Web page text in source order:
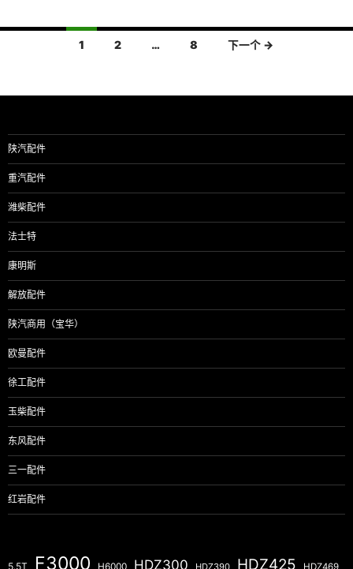
导
1 2 … 8 下一个 →
陕汽配件
重汽配件
潍柴配件
法士特
康明斯
解放配件
陕汽商用（宝华）
欧曼配件
徐工配件
玉柴配件
东风配件
三一配件
红岩配件
5.5T F3000 H6000 HDZ300 HDZ390 HDZ425 HDZ469